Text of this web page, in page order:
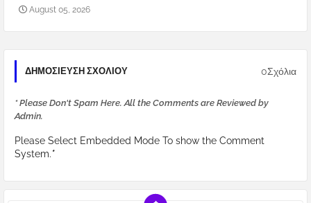
August 05, 2026
ΔΗΜΟΣΊΕΥΣΗ ΣΧΟΛΊΟΥ 0Σχόλια
* Please Don't Spam Here. All the Comments are Reviewed by
Admin.
Please Select Embedded Mode To show the Comment
System.*